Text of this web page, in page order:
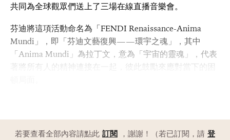
共同為全球觀眾們送上了三場在線直播音樂會。
芬迪將這項活動命名為「FENDI Renaissance-Anima
Mundi」，即「芬迪文藝復興——環宇之魂」，其中
「Anima Mundi」為拉丁文，意為「宇宙的靈魂」，代表
著將所有人的精神連接在一起，彼此鼓勵來應對當下的困
若要查看全部內容請點此 訂閱 ，謝謝！（若已訂閱，請 登